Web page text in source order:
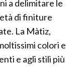
a delimitare le
di finiture
La Màtiz,
colori e
e agli stili più